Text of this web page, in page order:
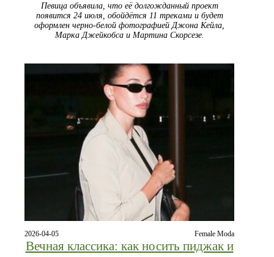
Певица объявила, что её долгожданный проект
появится 24 июля, обойдётся 11 треками и будет
оформлен черно‑белой фотографией Джона Кейла,
Марка Джейкобса и Мартина Скорсезе.
2026-04-05 Female Moda
Вечная классика: как носить пиджак и